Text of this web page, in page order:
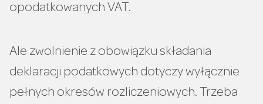
opodatkowanych VAT.
Ale zwolnienie z obowiązku składania
deklaracji podatkowych dotyczy wyłącznie
pełnych okresów rozliczeniowych. Trzeba